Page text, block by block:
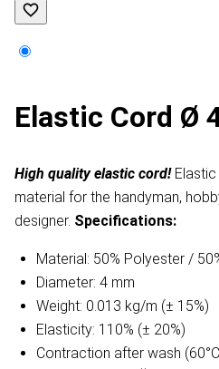
Elastic Cord Ø
High quality elastic cord!
material for the handyman,
designer. Specifications:
Material: 50% Polyester /
Diameter: 4 mm
Weight: 0.013 kg/m (± 15%)
Elasticity: 110% (± 20%)
Contraction after wash